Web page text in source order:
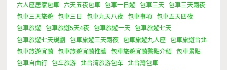
六人座居家包車
六天五夜包車 包車一日遊 包車三天
包車三天兩夜
包車三天旅遊
包車三日 包車九天八夜 包車事項
包車五天四夜
包車旅遊
包車旅遊5天4夜 包車旅遊一天
包車旅遊七天
包車旅遊七天規劃
包車旅遊三天兩夜 包車旅遊九人座
包車旅遊台北
包車旅遊宜蘭
包車旅遊宜蘭推薦 包車旅遊宜蘭警點介紹
包車景點
包車自由行
包车旅游 北台湾旅游包车
北台灣包車